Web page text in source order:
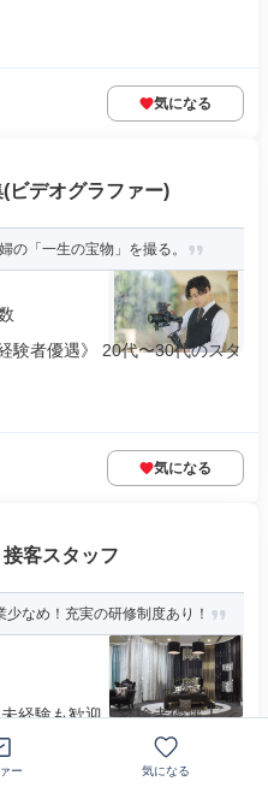
気になる
ビデオグラファー)
の「一生の宝物」を撮る。
験者優遇》 20代〜30代のスタ
気になる
客スタッフ
なめ！充実の研修制度あり！
経験も歓迎！経験者優遇！ ＜
ー 気になる